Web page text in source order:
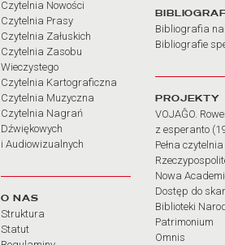
Czytelnia Nowości
Czytelnia Prasy
Czytelnia Załuskich
Czytelnia Zasobu
Wieczystego
Czytelnia Kartograficzna
Czytelnia Muzyczna
Czytelnia Nagrań
Dźwiękowych
i Audiowizualnych
O NAS
Struktura
Statut
Bibliografia
Bibliografie
PROJEKTY
VOJAĜO.
z esperanto
Pełna czytelnia
Nowa
Dostęp do
Biblioteki
Patrimonium
Omnis